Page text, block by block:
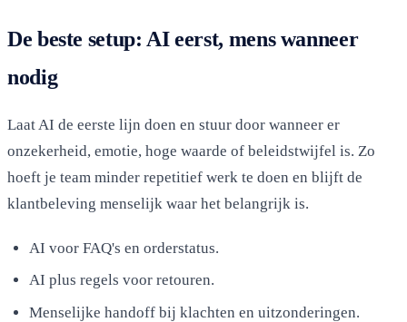
De beste setup: AI eerst, mens wanneer
nodig
Laat AI de eerste lijn doen en stuur door wanneer er
onzekerheid, emotie, hoge waarde of beleidstwijfel is. Zo
hoeft je team minder repetitief werk te doen en blijft de
klantbeleving menselijk waar het belangrijk is.
AI voor FAQ's en orderstatus.
AI plus regels voor retouren.
Menselijke handoff bij klachten en uitzonderingen.